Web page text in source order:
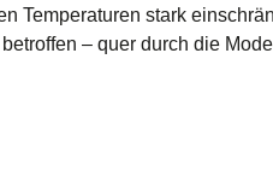
Temperaturen stark
– quer durch die